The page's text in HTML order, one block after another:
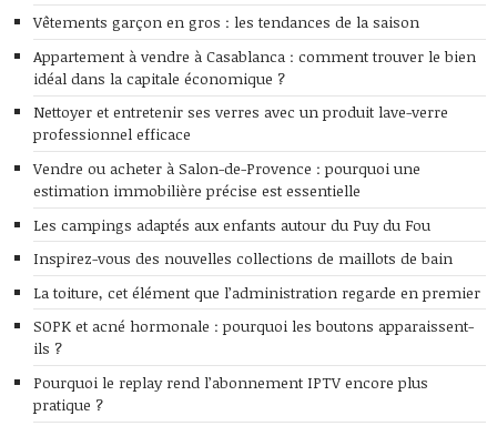
Vêtements garçon en gros : les tendances de la saison
Appartement à vendre à Casablanca : comment trouver le bien
idéal dans la capitale économique ?
Nettoyer et entretenir ses verres avec un produit lave-verre
professionnel efficace
Vendre ou acheter à Salon-de-Provence : pourquoi une
estimation immobilière précise est essentielle
Les campings adaptés aux enfants autour du Puy du Fou
Inspirez-vous des nouvelles collections de maillots de bain
La toiture, cet élément que l’administration regarde en premier
SOPK et acné hormonale : pourquoi les boutons apparaissent-
ils ?
Pourquoi le replay rend l’abonnement IPTV encore plus
pratique ?